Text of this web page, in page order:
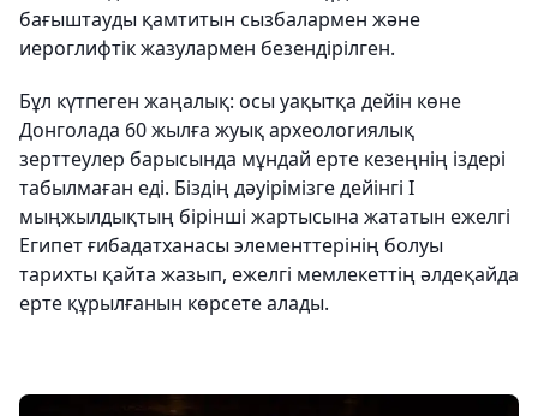
бағыштауды қамтитын сызбалармен және
иероглифтік жазулармен безендірілген.
Бұл күтпеген жаңалық: осы уақытқа дейін көне
Донголада 60 жылға жуық археологиялық
зерттеулер барысында мұндай ерте кезеңнің іздері
табылмаған еді. Біздің дәуірімізге дейінгі I
мыңжылдықтың бірінші жартысына жататын ежелгі
Египет ғибадатханасы элементтерінің болуы
тарихты қайта жазып, ежелгі мемлекеттің әлдеқайда
ерте құрылғанын көрсете алады.